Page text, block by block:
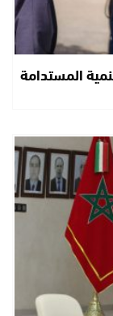
المستدامة